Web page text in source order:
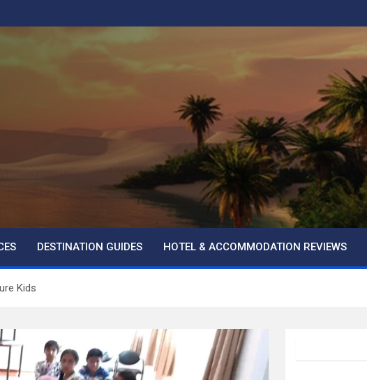
DESTINATION GUIDES HOTEL & ACCOMMODATION REVIEWS
Kids